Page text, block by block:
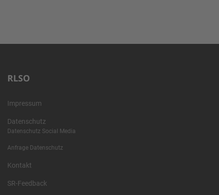
RLSO
Impressum
Datenschutz
Datenschutz Social Media
Anfrage Datenschutz
Kontakt
SR-Feedback